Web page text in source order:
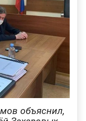
объяснил,